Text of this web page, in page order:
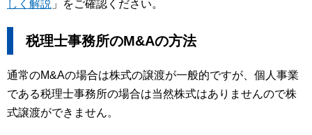
しく解説 」をご確認ください。
税理士事務所のM&Aの方法
通常のM&Aの場合は株式の譲渡が一般的ですが、個人事業
である税理士事務所の場合は当然株式はありませんので株
式譲渡ができません。